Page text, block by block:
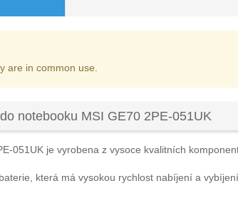
are in common use.
notebooku MSI GE70 2PE-051UK
051UK je vyrobena z vysoce kvalitních
která má vysokou rychlost nabíjení a